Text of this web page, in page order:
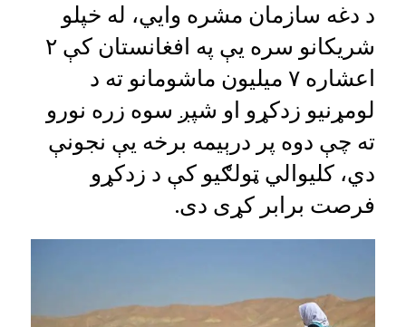
د دغه سازمان مشره وايي، له خپلو
شریکانو سره یې په افغانستان کې ۲
اعشاره ۷ میلیون ماشومانو ته د
لومړنیو زدکړو او شپږ سوه زره نورو
ته چې دوه پر درېیمه برخه یې نجونې
دي، کلیوالي ټولګیو کې د زدکړو
فرصت برابر کړی دی.